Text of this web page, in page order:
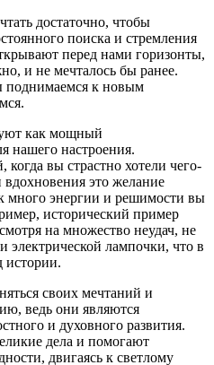
достаточно, чтобы
поиска и стремления
перед нами горизонты,
и не мечталось бы ранее.
поднимаемся к новым
как мощный
нашего настроения.
вы страстно хотели чего-
это желание
много энергии и решимости вы
исторический пример
на множество неудач, не
электрической лампочки, что в
истории.
своих мечтаний и
ведь они являются
и духовного развития.
дела и помогают
двигаясь к светлому